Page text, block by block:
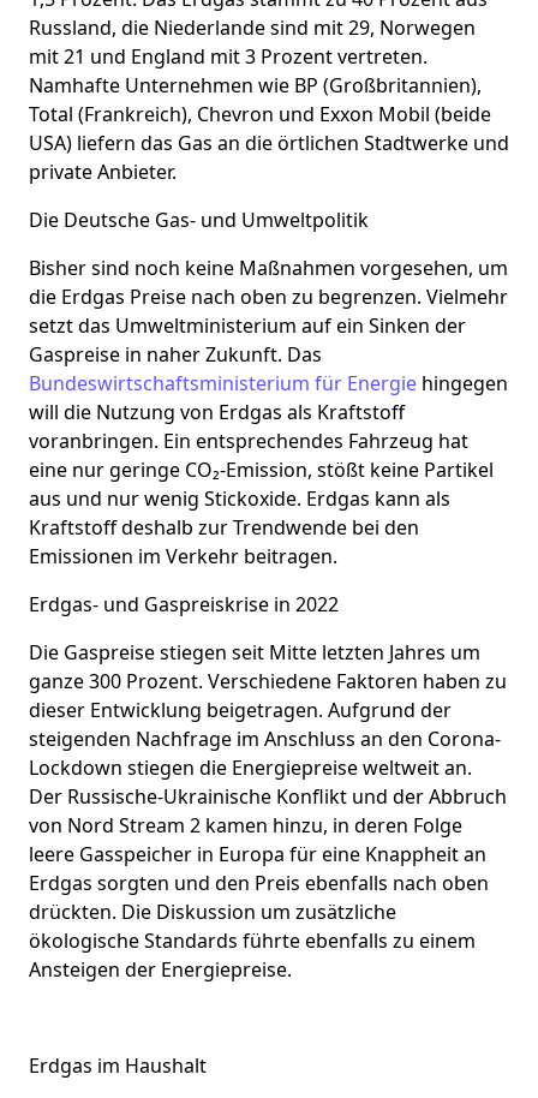
Russland, die Niederlande sind mit 29, Norwegen
mit 21 und England mit 3 Prozent vertreten.
Namhafte Unternehmen wie BP (Großbritannien),
Total (Frankreich), Chevron und Exxon Mobil (beide
USA) liefern das Gas an die örtlichen Stadtwerke und
private Anbieter.
Die Deutsche Gas- und Umweltpolitik
Bisher sind noch keine Maßnahmen vorgesehen, um
die Erdgas Preise nach oben zu begrenzen. Vielmehr
setzt das Umweltministerium auf ein Sinken der
Gaspreise in naher Zukunft. Das
Bundeswirtschaftsministerium für Energie hingegen
will die Nutzung von Erdgas als Kraftstoff
voranbringen. Ein entsprechendes Fahrzeug hat
eine nur geringe CO₂-Emission, stößt keine Partikel
aus und nur wenig Stickoxide. Erdgas kann als
Kraftstoff deshalb zur Trendwende bei den
Emissionen im Verkehr beitragen.
Erdgas- und Gaspreiskrise in 2022
Die Gaspreise stiegen seit Mitte letzten Jahres um
ganze 300 Prozent. Verschiedene Faktoren haben zu
dieser Entwicklung beigetragen. Aufgrund der
steigenden Nachfrage im Anschluss an den Corona-
Lockdown stiegen die Energiepreise weltweit an.
Der Russische-Ukrainische Konflikt und der Abbruch
von Nord Stream 2 kamen hinzu, in deren Folge
leere Gasspeicher in Europa für eine Knappheit an
Erdgas sorgten und den Preis ebenfalls nach oben
drückten. Die Diskussion um zusätzliche
ökologische Standards führte ebenfalls zu einem
Ansteigen der Energiepreise.
Erdgas im Haushalt